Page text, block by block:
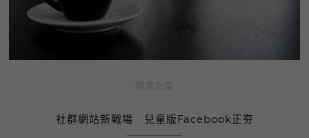
社群網站新戰場 兒童版Facebook正夯